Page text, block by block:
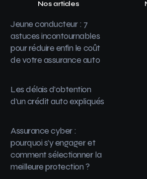
Nos articles
Jeune conducteur : 7
astuces incontournables
pour réduire enfin le coût
de votre assurance auto
Les délais d’obtention
d’un crédit auto expliqués
Assurance cyber :
pourquoi s’y engager et
comment sélectionner la
meilleure protection ?